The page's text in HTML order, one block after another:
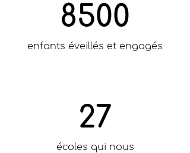
8500
enfants éveillés et engagés
27
écoles qui nous